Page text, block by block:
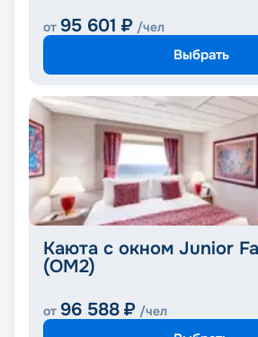
от 95 601 ₽ /чел
Выбрать
Каюта с окном Junior
(OM2)
от 96 588 ₽ /чел